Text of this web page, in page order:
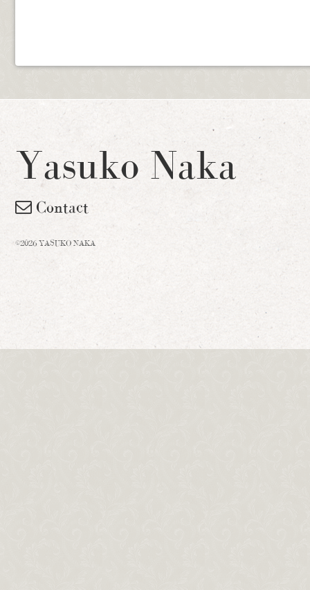
Yasuko Naka
Contact
©2026 YASUKO NAKA